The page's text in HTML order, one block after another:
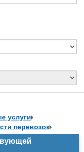
услуги
перевозок